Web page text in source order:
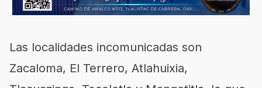
Las localidades incomunicadas son
Zacaloma, El Terrero, Atlahuixia,